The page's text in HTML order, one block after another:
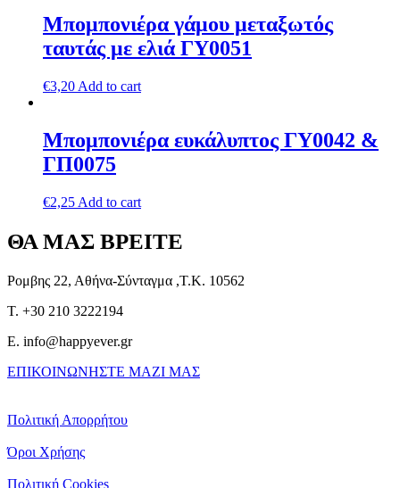
Μπομπονιέρα γάμου μεταξωτός
ταυτάς με ελιά ΓΥ0051
€3,20 Add to cart
Μπομπονιέρα ευκάλυπτος ΓΥ0042 &
ΓΠ0075
€2,25 Add to cart
ΘΑ ΜΑΣ ΒΡΕΙΤΕ
Ρομβης 22, Αθήνα-Σύνταγμα ,Τ.Κ. 10562
T. +30 210 3222194
E. info@happyever.gr
ΕΠΙΚΟΙΝΩΝΗΣΤΕ ΜΑΖΙ ΜΑΣ
Πολιτική Απορρήτου
Όροι Χρήσης
Πολιτική Cookies